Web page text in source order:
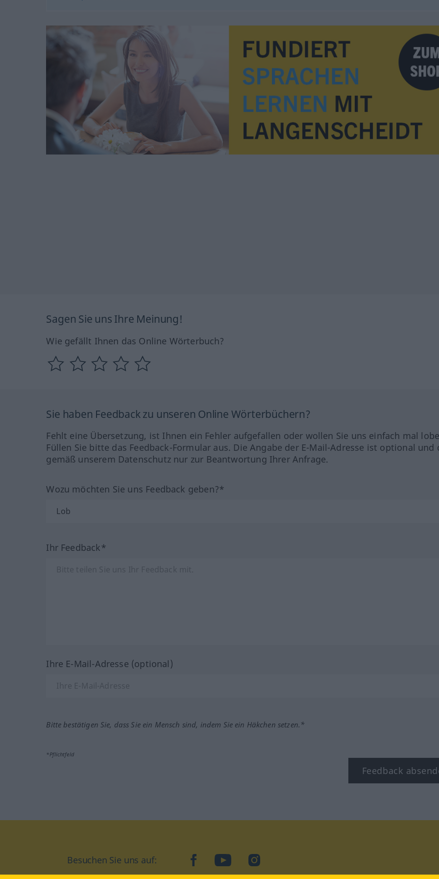
Sagen Sie uns Ihre Meinung!
Wie gefällt Ihnen das Online Wörterbuch?
Sie haben Feedback zu unseren Online Wörterbüchern?
Fehlt eine Übersetzung, ist Ihnen ein Fehler aufgefallen oder wollen Sie uns einfach mal
Füllen Sie bitte das Feedback-Formular aus. Die Angabe der E-Mail-Adresse ist optional und
gemäß unserem Datenschutz nur zur Beantwortung Ihrer Anfrage.
Wozu möchten Sie uns Feedback geben?*
Ihr Feedback*
Ihre E-Mail-Adresse (optional)
Bitte bestätigen Sie, dass Sie ein Mensch sind, indem Sie ein Häkchen setzen.*
*Pflichtfeld
Feedback
Besuchen Sie uns auf: facebookYouTubeInstagram